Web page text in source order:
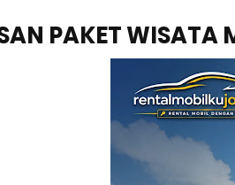
PAKET WISATA